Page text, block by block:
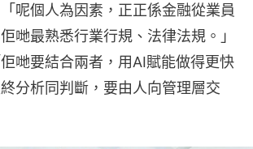
呢個人為因素，正正係金融從業員
哋最熟悉行業行規、法律法規。」
哋要結合兩者，用AI賦能做得更快
分析同判斷，要由人向管理層交